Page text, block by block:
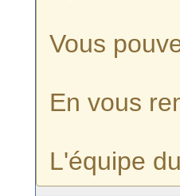
Vous
En vous
L'équipe